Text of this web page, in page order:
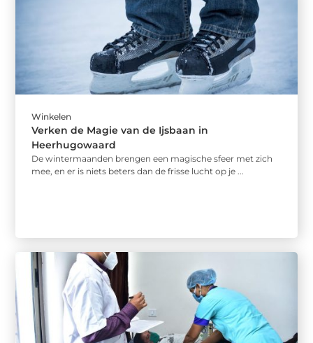
Winkelen
Verken de Magie van de Ijsbaan in
Heerhugowaard
De wintermaanden brengen een magische sfeer met zich
mee, en er is niets beters dan de frisse lucht op je ...